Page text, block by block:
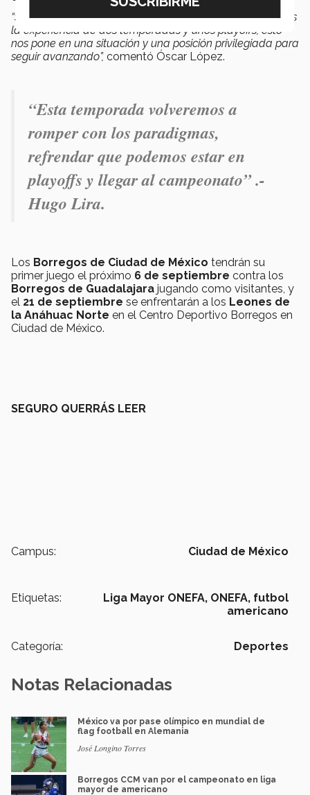
“Somos un equipo que si bien, sigue siendo joven, tenemos
la experiencia de dos temporadas y unos playoffs, esto
nos pone en una situación y una posición privilegiada para
seguir avanzando”, comentó Óscar López.
“Esta temporada volveremos a
romper con los paradigmas,
refrendar que podemos estar en
playoffs y llegar al campeonato” .-
Hugo Lira.
Los Borregos de Ciudad de México tendrán su
primer juego el próximo 6 de septiembre contra los
Borregos de Guadalajara jugando como visitantes, y
el 21 de septiembre se enfrentarán a los Leones de
la Anáhuac Norte en el Centro Deportivo Borregos en
Ciudad de México.
SEGURO QUERRÁS LEER
Campus: Ciudad de México
Etiquetas: Liga Mayor ONEFA, ONEFA, futbol
americano
Categoría: Deportes
Notas Relacionadas
México va por pase olímpico en mundial de
flag football en Alemania
José Longino Torres
Borregos CCM van por el campeonato en liga
mayor de americano